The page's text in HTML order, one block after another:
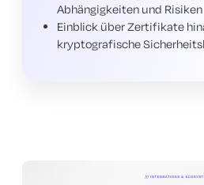
Abhängigkeiten und Risiken
Einblick über Zertifikate
kryptografische